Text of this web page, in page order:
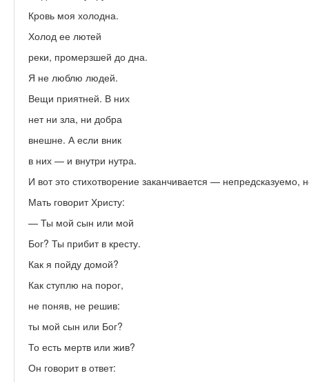
Кровь моя холодна.
Холод ее лютей
реки, промерзшей до дна.
Я не люблю людей.
Вещи приятней. В них
нет ни зла, ни добра
внешне. А если вник
в них — и внутри нутра.
И вот это стихотворение заканчивается — непредсказуемо,
Мать говорит Христу:
— Ты мой сын или мой
Бог? Ты прибит в кресту.
Как я пойду домой?
Как ступлю на порог,
не поняв, не решив:
ты мой сын или Бог?
То есть мертв или жив?
Он говорит в ответ: